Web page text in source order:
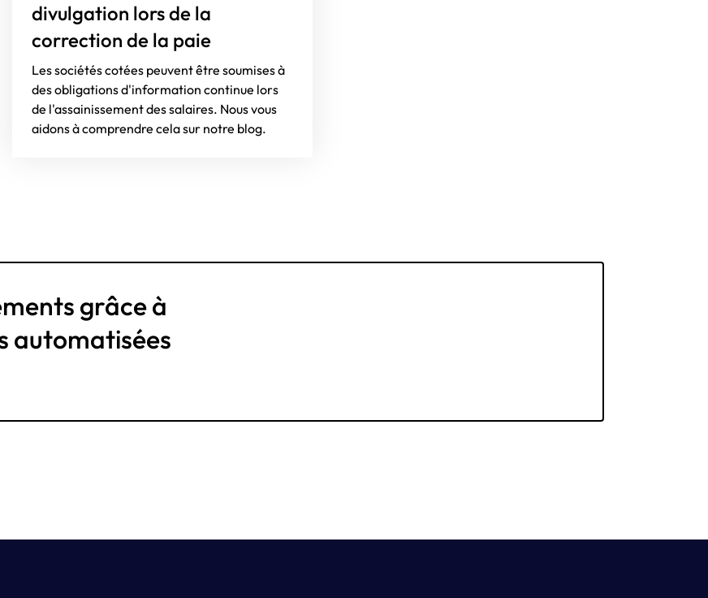
divulgation lors de la
correction de la paie
Les sociétés cotées peuvent être soumises à
des obligations d'information continue lors
de l'assainissement des salaires. Nous vous
aidons à comprendre cela sur notre blog.
grâce à
automatisées